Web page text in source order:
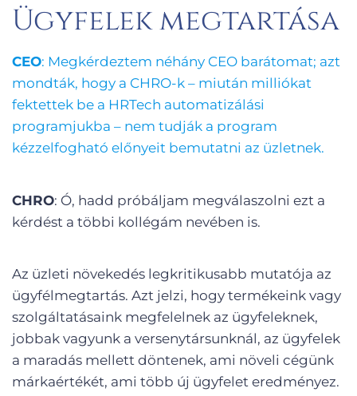
Ügyfelek megtartása
CEO: Megkérdeztem néhány CEO barátomat; azt
mondták, hogy a CHRO-k – miután milliókat
fektettek be a HRTech automatizálási
programjukba – nem tudják a program
kézzelfogható előnyeit bemutatni az üzletnek.
CHRO: Ó, hadd próbáljam megválaszolni ezt a
kérdést a többi kollégám nevében is.
Az üzleti növekedés legkritikusabb mutatója az
ügyfélmegtartás. Azt jelzi, hogy termékeink vagy
szolgáltatásaink megfelelnek az ügyfeleknek,
jobbak vagyunk a versenytársunknál, az ügyfelek
a maradás mellett döntenek, ami növeli cégünk
márkaértékét, ami több új ügyfelet eredményez.